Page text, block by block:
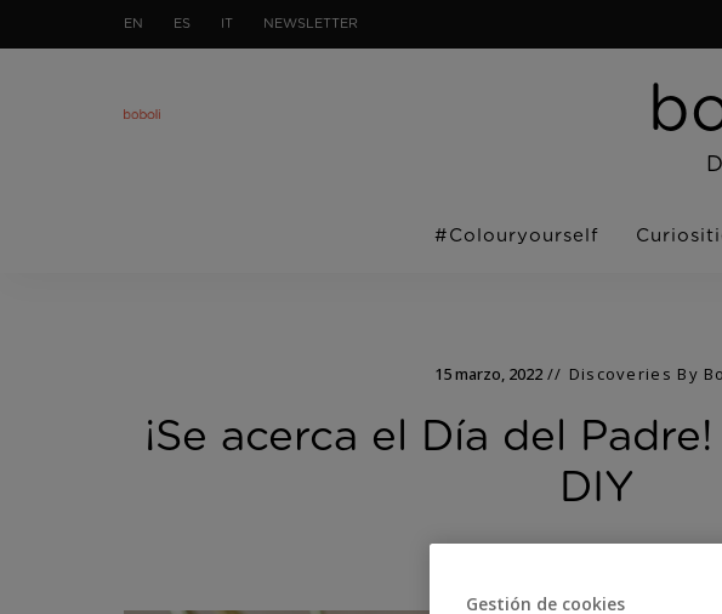
EN ES IT NEWSLETTER
#Colouryourself
15 marzo, 2022 Discoveries By
¡Se acerca el Día del
DIY
Gestión de cookies